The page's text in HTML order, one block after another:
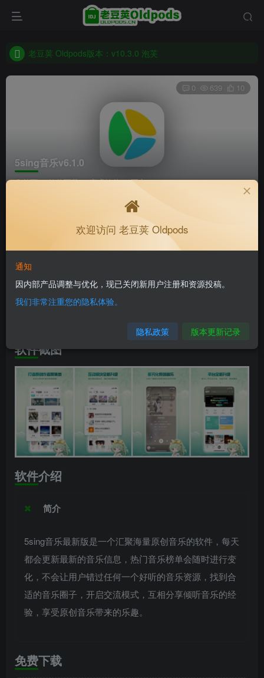
老豆荚 Oldpods版本：v10.3.0 泡芙
老豆荚 Oldpods版本：v10.3.0 泡芙
5sing音乐v6.1.0
首页 软件下载 安卓软件 正文
0 639 10
8个月前更新
软件信息
兼容版本：安卓4.0+
软件截图
软件介绍
简介
5sing音乐最新版是一个汇聚海量原创音乐的软件，每天
都会更新最新的音乐信息，热门音乐榜单会随时进行变
化，不会让用户错过任何一个好听的音乐资源，找到合
适的音乐圈子，开启交流模式，互相分享倾听音乐的经
验，享受原创音乐带来的乐趣。
免费下载
欢迎访问 老豆荚 Oldpods
通知
因内部产品调整与优化，现已关闭新用户注册和资源投稿。
我们非常注重您的隐私体验。
隐私政策 版本更新记录